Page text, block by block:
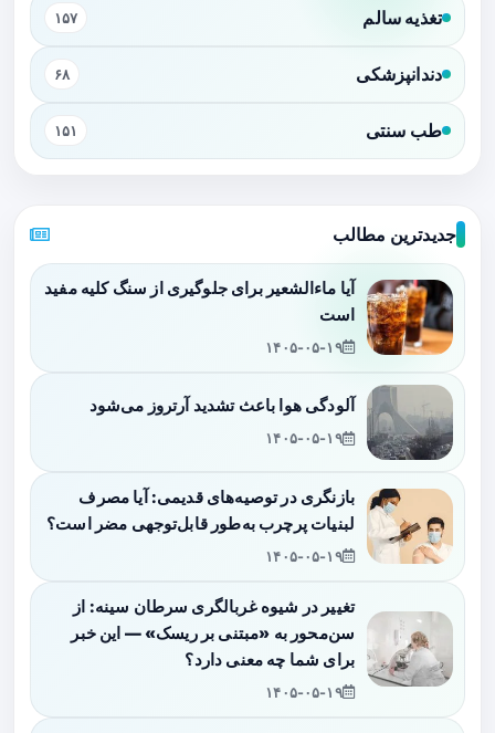
تغذیه سالم ۱۵۷
دندانپزشکی ۶۸
طب سنتی ۱۵۱
جدیدترین مطالب
آیا ماءالشعیر برای جلوگیری از سنگ کلیه مفید
است
۱۴۰۵-۰۵-۱۹
آلودگی هوا باعث تشدید آرتروز می‌شود
۱۴۰۵-۰۵-۱۹
بازنگری در توصیه‌های قدیمی: آیا مصرف
لبنیات پرچرب به‌طور قابل‌توجهی مضر است؟
۱۴۰۵-۰۵-۱۹
تغییر در شیوه غربالگری سرطان سینه: از
سن‌محور به «مبتنی بر ریسک» — این خبر
برای شما چه معنی دارد؟
۱۴۰۵-۰۵-۱۹